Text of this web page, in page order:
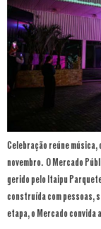
Celebração reúne
novembro. O Mercado
gerido pelo Itaipu
construída com pessoas,
etapa, o Mercado